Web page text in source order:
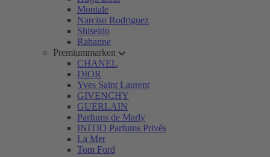
Montale
Narciso Rodriguez
Shiseido
Rabanne
Premiummarken
CHANEL
DIOR
Yves Saint Laurent
GIVENCHY
GUERLAIN
Parfums de Marly
INITIO Parfums Privés
La Mer
Tom Ford